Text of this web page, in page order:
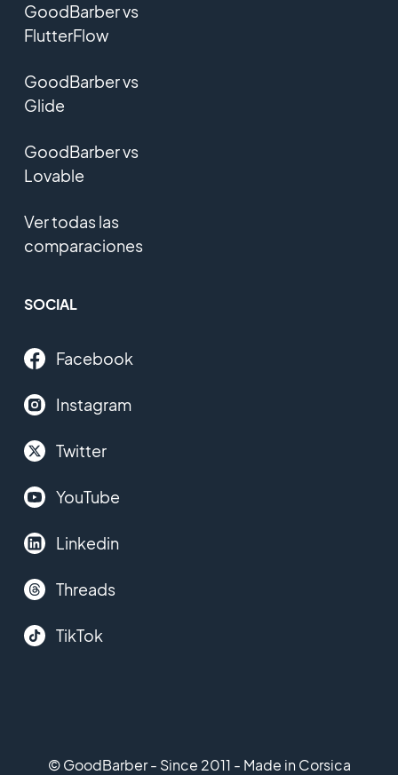
GoodBarber vs
FlutterFlow
GoodBarber vs
Glide
GoodBarber vs
Lovable
Ver todas las
comparaciones
SOCIAL
Facebook
Instagram
Twitter
YouTube
Linkedin
Threads
TikTok
© GoodBarber - Since 2011 - Made in Corsica